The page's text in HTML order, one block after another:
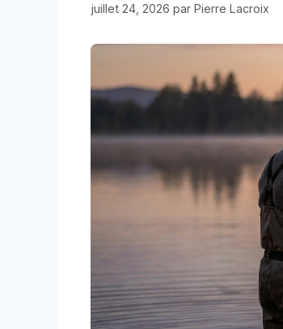
juillet 24, 2026 par Pierre Lacroix